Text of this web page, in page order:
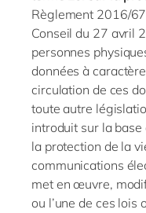
Règlement 2016/
Conseil du 27 avril
personnes
données à
circulation de ces
toute autre
introduit sur la
la protection de la
communications
met en œuvre,
ou l’une de ces lois